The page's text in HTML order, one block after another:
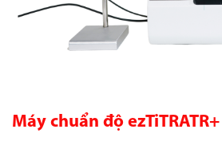
Máy chuẩn độ ezTiTRATR+